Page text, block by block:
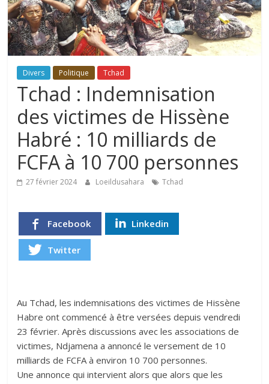
Divers Politique Tchad
Tchad : Indemnisation
des victimes de Hissène
Habré : 10 milliards de
FCFA à 10 700 personnes
27 février 2024 Loeildusahara Tchad
Facebook Linkedin
Twitter
Au Tchad, les indemnisations des victimes de Hissène
Habre ont commencé à être versées depuis vendredi
23 février. Après discussions avec les associations de
victimes, Ndjamena a annoncé le versement de 10
milliards de FCFA à environ 10 700 personnes.
Une annonce qui intervient alors que alors que les